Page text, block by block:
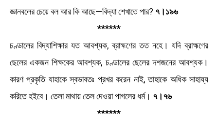
জ্ঞানবলের চেয়ে বল আর কি আছে—বিদ্যা শেখাতে পার? ৭।১৯৬
******
চণ্ডালের বিদ্যাশিক্ষার যত আবশ্যক, ব্রাহ্মণের তত নহে। যদি ব্রাহ্মণের
ছেলের একজন শিক্ষকের আবশ্যক, চণ্ডালের ছেলের দশজনের আবশ্যক।
কারণ প্রকৃতি যাহাকে স্বভাবতঃ প্রখর করেন নাই, তাহাকে অধিক সাহায্য
করিতে হইবে। তেলা মাথায় তেল দেওয়া পাগলের ধর্ম। ৭।৭৬
******